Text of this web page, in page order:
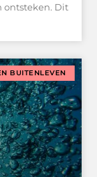
ontsteken. Dit
BUITENLEVEN